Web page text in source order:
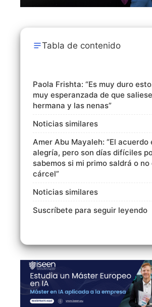
Tabla de contenido
Paola Frishta: “Es muy duro
muy esperanzada de que
hermana y las nenas”
Noticias similares
Amer Abu Mayaleh: “El acuerdo
alegría, pero son días difíciles
sabemos si mi primo saldrá o no
cárcel”
Noticias similares
Suscríbete para seguir leyendo